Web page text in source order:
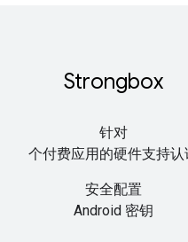
Strongbox
针对
个付费应用的硬件支持认
安全配置
Android 密钥